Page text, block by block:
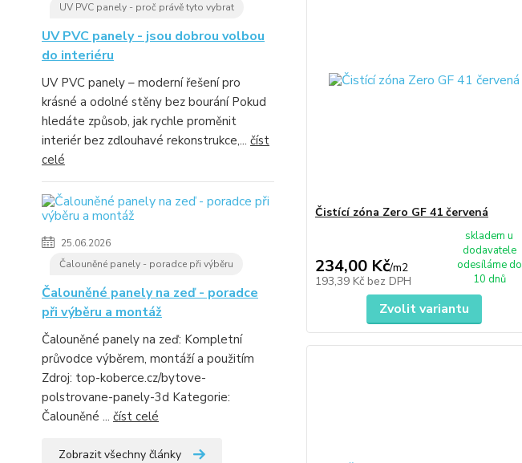
UV PVC panely - proč právě tyto vybrat
UV PVC panely - jsou dobrou volbou
do interiéru
UV PVC panely – moderní řešení pro
krásné a odolné stěny bez bourání Pokud
hledáte způsob, jak rychle proměnit
interiér bez zdlouhavé rekonstrukce,... číst
celé
25.06.2026
Čalouněné panely - poradce při výběru
Čalouněné panely na zeď - poradce
při výběru a montáž
Čalouněné panely na zeď: Kompletní
průvodce výběrem, montáží a použitím
Zdroj: top-koberce.cz/bytove-
polstrovane-panely-3d Kategorie:
Čalouněné ... číst celé
Zobrazit všechny články
Čistící zóna Zero GF 41 červená
234,00 Kč/m2
193,39 Kč bez DPH
skladem u
dodavatele
odesíláme do
10 dnů
Zvolit variantu